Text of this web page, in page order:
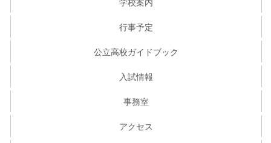
行事予定
公立高校ガイドブック
入試情報
事務室
アクセス